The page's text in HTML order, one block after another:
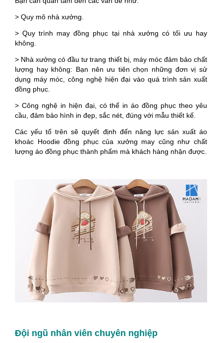
> Quy mô nhà xưởng.
> Quy trình may đồng phục tại nhà xưởng có tối ưu hay
không.
> Nhà xưởng có đầu tư trang thiết bị, máy móc đảm bảo chất
lượng hay không: Bạn nên ưu tiên chọn những đơn vị sử
dụng máy móc, công nghệ hiện đại vào quá trình sản xuất
đồng phục.
> Công nghệ in hiện đại, có thể in áo đồng phục theo yêu
cầu, đảm bảo hình in đẹp, sắc nét, đúng với mẫu thiết kế.
Các yếu tố trên sẽ quyết định đến năng lực sản xuất áo
khoác Hoodie đồng phục của xưởng may cũng như chất
lượng áo đồng phục thành phẩm mà khách hàng nhận được.
Đội ngũ nhân viên chuyên nghiệp